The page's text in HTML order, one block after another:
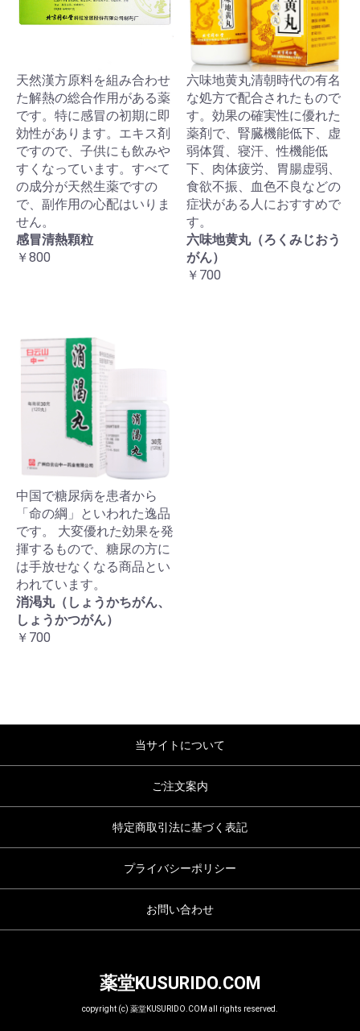
天然漢方原料を組み合わせ
た解熱の総合作用がある薬
です。特に感冒の初期に即
効性があります。エキス剤
ですので、子供にも飲みや
すくなっています。すべて
の成分が天然生薬ですの
で、副作用の心配はいりま
せん。
感冒清熱顆粒
￥800
六味地黄丸清朝時代の有名
な処方で配合されたもので
す。効果の確実性に優れた
薬剤で、腎臓機能低下、虚
弱体質、寝汗、性機能低
下、肉体疲労、胃腸虚弱、
食欲不振、血色不良などの
症状がある人におすすめで
す。
六味地黄丸（ろくみじおう
がん）
￥700
中国で糖尿病を患者から
「命の綱」といわれた逸品
です。 大変優れた効果を発
揮するもので、糖尿の方に
は手放せなくなる商品とい
われています。
消渇丸（しょうかちがん、
しょうかつがん）
￥700
当サイトについて
ご注文案内
特定商取引法に基づく表記
プライバシーポリシー
お問い合わせ
薬堂KUSURIDO.COM
copyright (c) 薬堂KUSURIDO.COM all rights reserved.